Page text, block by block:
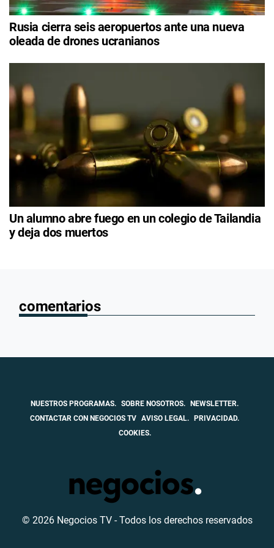
Rusia cierra seis aeropuertos ante una nueva
oleada de drones ucranianos
Un alumno abre fuego en un colegio de Tailandia
y deja dos muertos
comentarios
NUESTROS PROGRAMAS. SOBRE NOSOTROS.
NEWSLETTER.
CONTACTAR CON NEGOCIOS TV AVISO LEGAL.
PRIVACIDAD.
COOKIES.
© 2026 Negocios TV - Todos los derechos reservados